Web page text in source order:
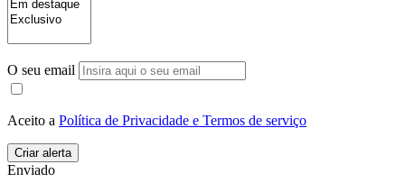
O seu email
Aceito a Política de Privacidade e Termos de serviço
Enviado